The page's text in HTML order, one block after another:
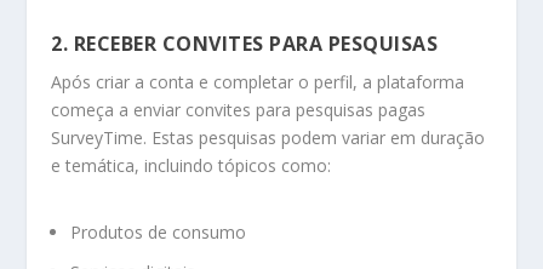
2. RECEBER CONVITES PARA PESQUISAS
Após criar a conta e completar o perfil, a plataforma
começa a enviar convites para pesquisas pagas
SurveyTime. Estas pesquisas podem variar em duração
e temática, incluindo tópicos como:
Produtos de consumo